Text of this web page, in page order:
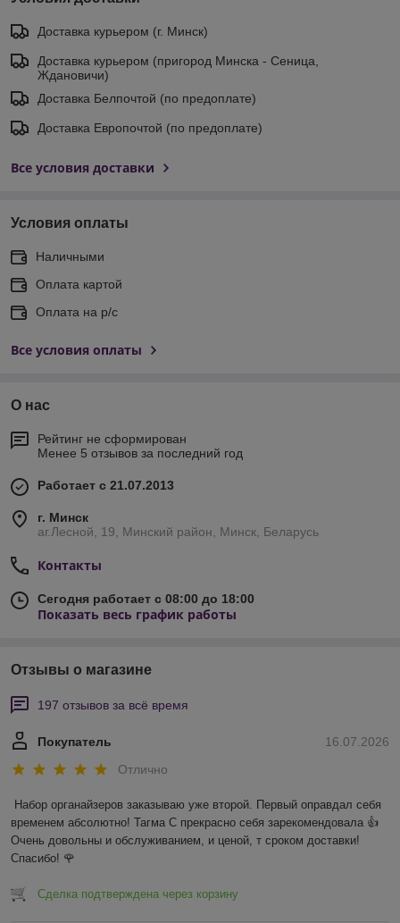
Доставка курьером (г. Минск)
Доставка курьером (пригород Минска - Сеница,
Ждановичи)
Доставка Белпочтой (по предоплате)
Доставка Европочтой (по предоплате)
Все условия доставки
Условия оплаты
Наличными
Оплата картой
Оплата на р/с
Все условия оплаты
О нас
Рейтинг не сформирован
Менее 5 отзывов за последний год
Работает с 21.07.2013
г. Минск
аг.Лесной, 19, Минский район, Минск, Беларусь
Контакты
Сегодня работает с 08:00 до 18:00
Показать весь график работы
Отзывы о магазине
197 отзывов за всё время
16.07.2026
Покупатель
Отлично
Набор органайзеров заказываю уже второй. Первый оправдал себя
временем абсолютно! Тагма С прекрасно себя зарекомендовала 👍
Очень довольны и обслуживанием, и ценой, т сроком доставки!
Спасибо! 🌹
Сделка подтверждена через корзину